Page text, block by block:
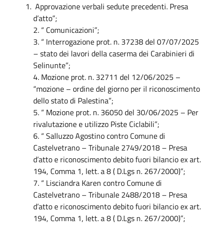
Approvazione verbali sedute precedenti. Presa
d’atto”;
2. “ Comunicazioni”;
3. “ Interrogazione prot. n. 37238 del 07/07/2025
– stato dei lavori della caserma dei Carabinieri di
Selinunte”;
4. Mozione prot. n. 32711 del 12/06/2025 –
“mozione – ordine del giorno per il riconoscimento
dello stato di Palestina”;
5. “ Mozione prot. n. 36050 del 30/06/2025 – Per
rivalutazione e utilizzo Piste Ciclabili”;
6. “ Salluzzo Agostino contro Comune di
Castelvetrano – Tribunale 2749/2018 – Presa
d’atto e riconoscimento debito fuori bilancio ex art.
194, Comma 1, lett. a 8 ( D.Lgs n. 267/2000)”;
7. “ Lisciandra Karen contro Comune di
Castelvetrano – Tribunale 2488/2018 – Presa
d’atto e riconoscimento debito fuori bilancio ex art.
194, Comma 1, lett. a 8 ( D.Lgs n. 267/2000)”;